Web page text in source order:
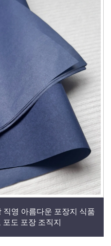
영 아름다운 포장지 식품
도 포장 조직지